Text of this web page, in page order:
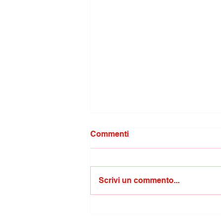
Commenti
Scrivi un commento...